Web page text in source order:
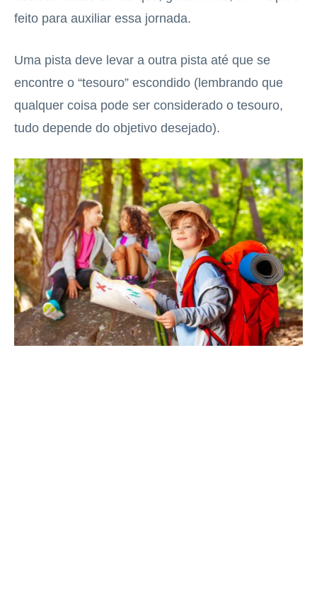
feito para auxiliar essa jornada.
Uma pista deve levar a outra pista até que se
encontre o “tesouro” escondido (lembrando que
qualquer coisa pode ser considerado o tesouro,
tudo depende do objetivo desejado).